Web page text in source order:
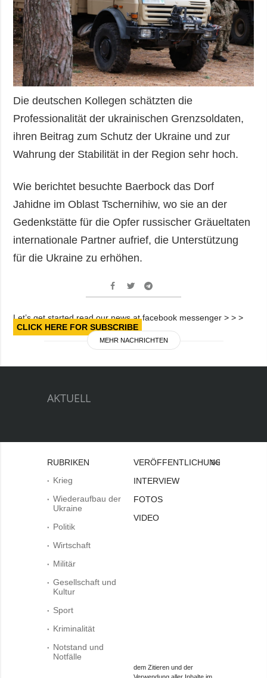
Die deutschen Kollegen schätzten die
Professionalität der ukrainischen Grenzsoldaten,
ihren Beitrag zum Schutz der Ukraine und zur
Wahrung der Stabilität in der Region sehr hoch.
Wie berichtet besuchte Baerbock das Dorf
Jahidne im Oblast Tschernihiw, wo sie an der
Gedenkstätte für die Opfer russischer Gräueltaten
internationale Partner aufrief, die Unterstützung
für die Ukraine zu erhöhen.
Let’s get started read our news at facebook messenger > > >
CLICK HERE FOR SUBSCRIBE
MEHR NACHRICHTEN
AKTUELL
RUBRIKEN
Krieg
Wiederaufbau der
Ukraine
Politik
Wirtschaft
Militär
Gesellschaft und
Kultur
Sport
Kriminalität
Notstand und
Notfälle
VERÖFFENTLICHUNGEN
INTERVIEW
FOTOS
VIDEO
Bei
dem Zitieren und der